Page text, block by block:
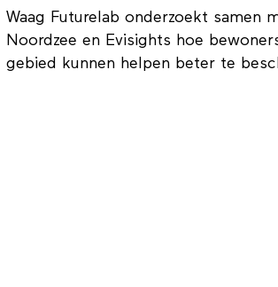
Waag Futurelab onderzoekt samen
Noordzee en Evisights hoe
gebied kunnen helpen beter te